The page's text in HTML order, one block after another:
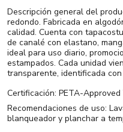
Descripción general del
redondo. Fabricada en
calidad. Cuenta con
de canalé con elastano,
ideal para uso diario,
estampados. Cada unidad
transparente, identificada
Certificación: PETA-Approved
Recomendaciones de uso:
blanqueador y planchar a